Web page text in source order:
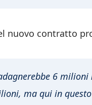
nuovo contratto
6
ma qui in